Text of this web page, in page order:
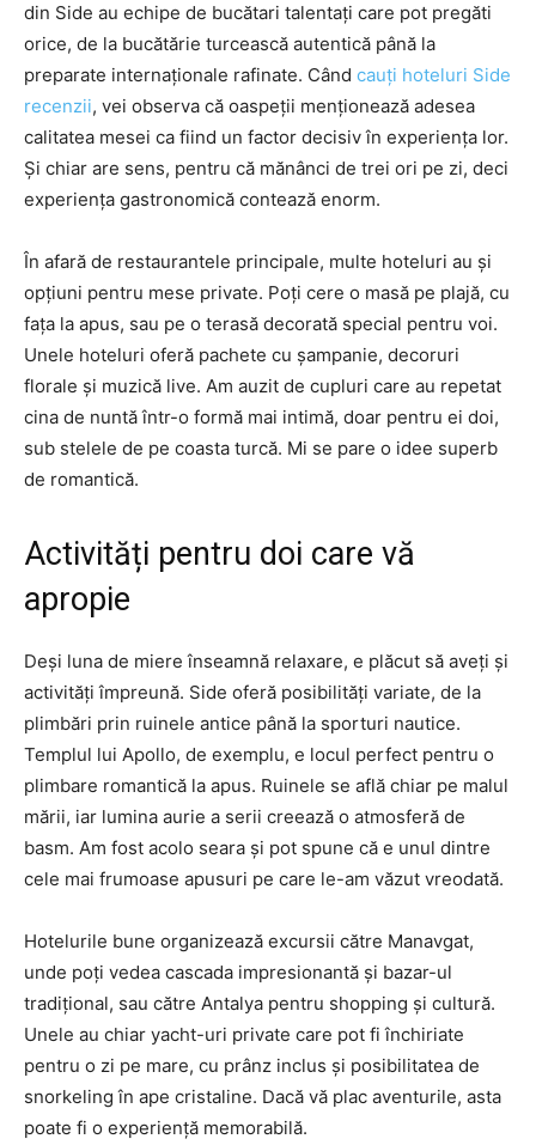
din Side au echipe de bucătari talentați care pot pregăti
orice, de la bucătărie turcească autentică până la
preparate internaționale rafinate. Când cauți hoteluri Side
recenzii, vei observa că oaspeții menționează adesea
calitatea mesei ca fiind un factor decisiv în experiența lor.
Și chiar are sens, pentru că mănânci de trei ori pe zi, deci
experiența gastronomică contează enorm.
În afară de restaurantele principale, multe hoteluri au și
opțiuni pentru mese private. Poți cere o masă pe plajă, cu
fața la apus, sau pe o terasă decorată special pentru voi.
Unele hoteluri oferă pachete cu șampanie, decoruri
florale și muzică live. Am auzit de cupluri care au repetat
cina de nuntă într-o formă mai intimă, doar pentru ei doi,
sub stelele de pe coasta turcă. Mi se pare o idee superb
de romantică.
Activități pentru doi care vă
apropie
Deși luna de miere înseamnă relaxare, e plăcut să aveți și
activități împreună. Side oferă posibilități variate, de la
plimbări prin ruinele antice până la sporturi nautice.
Templul lui Apollo, de exemplu, e locul perfect pentru o
plimbare romantică la apus. Ruinele se află chiar pe malul
mării, iar lumina aurie a serii creează o atmosferă de
basm. Am fost acolo seara și pot spune că e unul dintre
cele mai frumoase apusuri pe care le-am văzut vreodată.
Hotelurile bune organizează excursii către Manavgat,
unde poți vedea cascada impresionantă și bazar-ul
tradițional, sau către Antalya pentru shopping și cultură.
Unele au chiar yacht-uri private care pot fi închiriate
pentru o zi pe mare, cu prânz inclus și posibilitatea de
snorkeling în ape cristaline. Dacă vă plac aventurile, asta
poate fi o experiență memorabilă.